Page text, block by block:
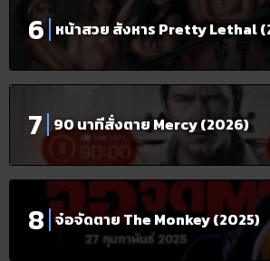
หน้าสวย สังหาร Pretty Lethal
90 นาทีสั่งตาย Mercy (2026)
จ๋อจัดตาย The Monkey (2025)